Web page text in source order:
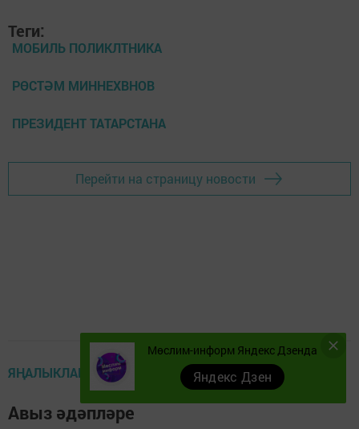
Теги:
МОБИЛЬ ПОЛИКЛТНИКА
РӨСТӘМ МИННЕХВНОВ
ПРЕЗИДЕНТ ТАТАРСТАНА
Перейти на страницу новости
ЯҢАЛЫКЛАР
Авыз әдәпләре
Мөслим-информ Яндекс Дзенда
Яндекс Дзен